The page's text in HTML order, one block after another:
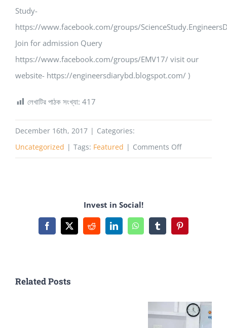
Study-
https://www.facebook.com/groups/
Join for admission Query
https://www.facebook.com/groups/EMV17/ visit our
website- https://engineersdiarybd.blogspot.com/ )
লেখাটির পাঠক সংখ্যা: 417
December 16th, 2017 | Categories:
Uncategorized | Tags: Featured | Comments Offon
Invest in Social!
Facebook
X RedditLinkedInWhatsAppTumblrPinterest
Related Posts